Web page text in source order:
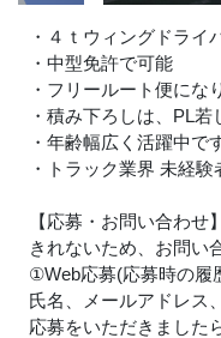
・４ｔウィングドライ
・中型免許で可能
・フリールート便にな
・積み下ろしは、PL若
・年齢幅広く活躍中で
・トラック業界 未経
【応募・お問い合わ
きれないため、お問い
①Web応募(応募時の履
氏名、メールアドレス
応募をいただきました